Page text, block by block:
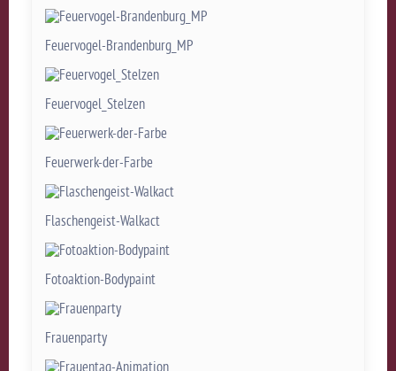
Feuervogel-Brandenburg_MP
Feuervogel_Stelzen
Feuerwerk-der-Farbe
Flaschengeist-Walkact
Fotoaktion-Bodypaint
Frauenparty